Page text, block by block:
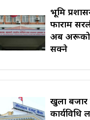
भूमि
फाराम
अब अरूको
सक्ने
खुला बजार
कार्यविधि